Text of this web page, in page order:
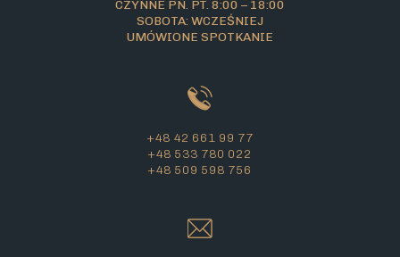
CZYNNE PN. PT. 8:00 – 18:00
SOBOTA: WCZEŚNIEJ
UMÓWIONE SPOTKANIE
+48 42 661 99 77
+48 533 780 022
+48 509 598 756